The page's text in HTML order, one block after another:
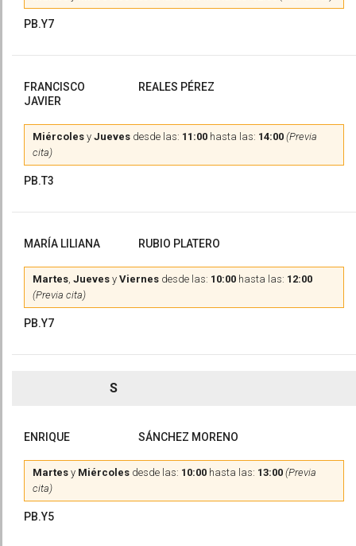
PB.Y7
FRANCISCO
JAVIER
REALES PÉREZ
Miércoles y Jueves desde las: 11:00 hasta las: 14:00 (Previa
cita)
PB.T3
MARÍA LILIANA RUBIO PLATERO
Martes, Jueves y Viernes desde las: 10:00 hasta las: 12:00
(Previa cita)
PB.Y7
S
ENRIQUE SÁNCHEZ MORENO
Martes y Miércoles desde las: 10:00 hasta las: 13:00 (Previa
cita)
PB.Y5